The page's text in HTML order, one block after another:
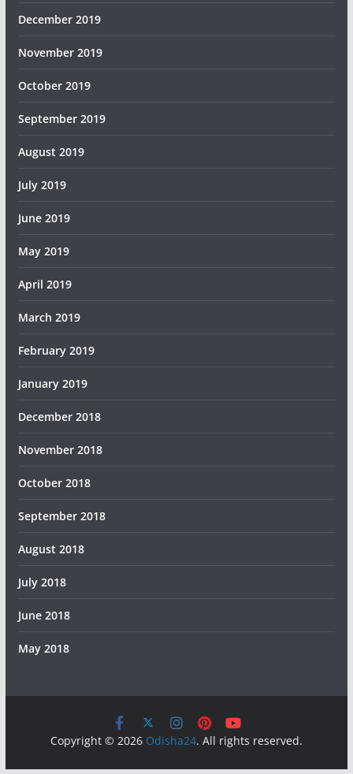
December 2019
November 2019
October 2019
September 2019
August 2019
July 2019
June 2019
May 2019
April 2019
March 2019
February 2019
January 2019
December 2018
November 2018
October 2018
September 2018
August 2018
July 2018
June 2018
May 2018
Copyright © 2026 Odisha24. All rights reserved.